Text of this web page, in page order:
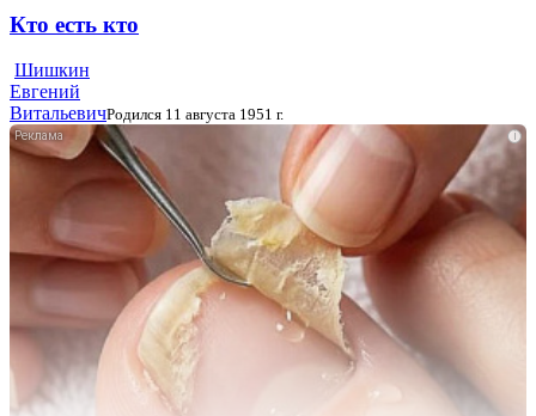
Кто есть кто
Шишкин
Евгений
ВитальевичРодился 11 августа 1951 г.
i